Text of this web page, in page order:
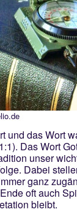
und das Wort
Das Wort
unser
Dabei
ganz
oft auch
bleibt.